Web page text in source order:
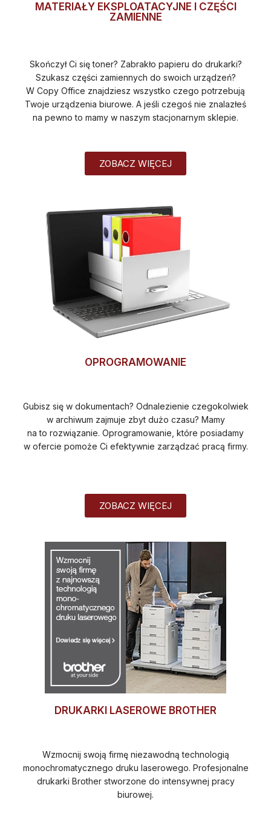
MATERIAŁY EKSPLOATACYJNE I CZĘŚCI
ZAMIENNE
Skończył Ci się toner? Zabrakło papieru do drukarki?
Szukasz części zamiennych do swoich urządzeń?
W Copy Office znajdziesz wszystko czego potrzebują
Twoje urządzenia biurowe. A jeśli czegoś nie znalazłeś
na pewno to mamy w naszym stacjonarnym sklepie.
ZOBACZ WIĘCEJ
OPROGRAMOWANIE
Gubisz się w dokumentach? Odnalezienie czegokolwiek
w archiwum zajmuje zbyt dużo czasu? Mamy
na to rozwiązanie. Oprogramowanie, które posiadamy
w ofercie pomoże Ci efektywnie zarządzać pracą firmy.
ZOBACZ WIĘCEJ
DRUKARKI LASEROWE BROTHER
Wzmocnij swoją firmę niezawodną technologią
monochromatycznego druku laserowego. Profesjonalne
drukarki Brother stworzone do intensywnej pracy
biurowej.